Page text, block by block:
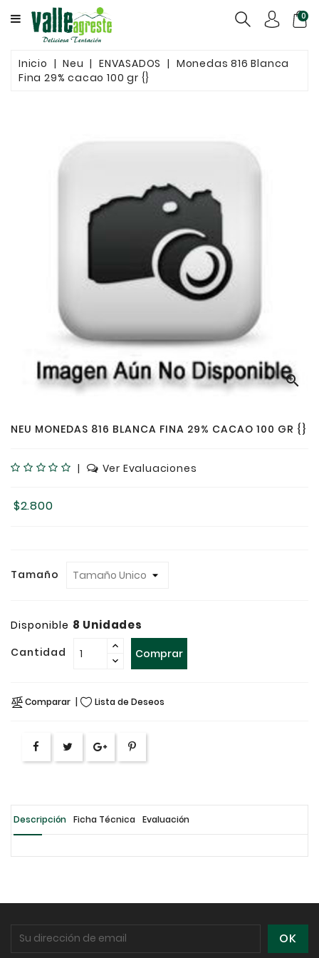
CATEGORY
SOMOS
GRANELES
0
Inicio Neu ENVASADOS
Monedas 816 Blanca
Fina 29% cacao 100 gr {}

NEU MONEDAS 816 BLANCA FINA 29% CACAO 100 GR {}
| Ver Evaluaciones
$2.800
Tamaño
Disponible 8 Unidades
Cantidad Comprar
Comparar Lista de Deseos
Descripción Ficha Técnica Evaluación